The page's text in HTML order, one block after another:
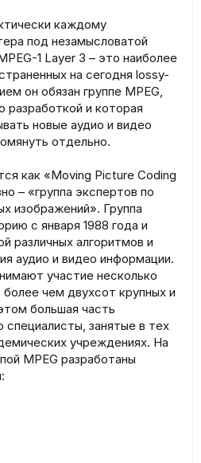
каждому
под незамысловатой
1 Layer 3 – это наиболее
на сегодня lossy-
он обязан группе MPEG,
разработкой и которая
новые аудио и видео
отдельно.
как «Moving Picture Coding
– «группа экспертов по
изображений». Группа
с января 1988 года и
различных алгоритмов и
аудио и видео информации.
участие несколько
чем двухсот крупных и
большая часть
специалисты, занятые в тех
учреждениях. На
MPEG разработаны